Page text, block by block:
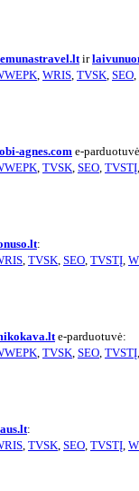
ir
, WRIS, TVSK, SEO,
agnes.come-
, TVSK, SEO, TVSTĮ,
:
, TVSK, SEO, TVSTĮ,
e-parduotuvė:
, TVSK, SEO, TVSTĮ,
:
, TVSK, SEO, TVSTĮ,